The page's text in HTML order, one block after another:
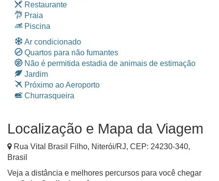
Restaurante
Praia
Piscina
Ar condicionado
Quartos para não fumantes
Não é permitida estadia de animais de estimação
Jardim
Próximo ao Aeroporto
Churrasqueira
Localização e Mapa da Viagem
Rua Vital Brasil Filho, Niterói/RJ, CEP: 24230-340,
Brasil
Veja a distância e melhores percursos para você chegar